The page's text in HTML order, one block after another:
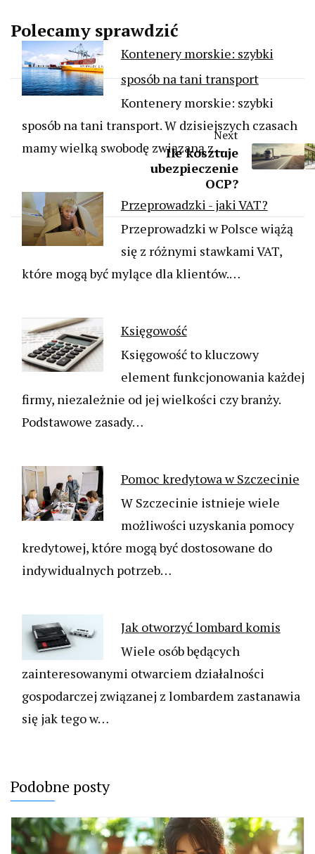
Polecamy sprawdzić
Kontenery morskie: szybki
sposób na tani transport
Kontenery morskie: szybki
sposób na tani transport. W dzisiejszych czasach
mamy wielką swobodę związaną z…
Przeprowadzki - jaki VAT?
Przeprowadzki w Polsce wiążą
się z różnymi stawkami VAT,
które mogą być mylące dla klientów.…
Księgowość
Księgowość to kluczowy
element funkcjonowania każdej
firmy, niezależnie od jej wielkości czy branży.
Podstawowe zasady…
Pomoc kredytowa w Szczecinie
W Szczecinie istnieje wiele
możliwości uzyskania pomocy
kredytowej, które mogą być dostosowane do
indywidualnych potrzeb…
Jak otworzyć lombard komis
Wiele osób będących
zainteresowanymi otwarciem działalności
gospodarczej związanej z lombardem zastanawia
się jak tego w…
Next
Ile kosztuje
ubezpieczenie
OCP?
Podobne posty